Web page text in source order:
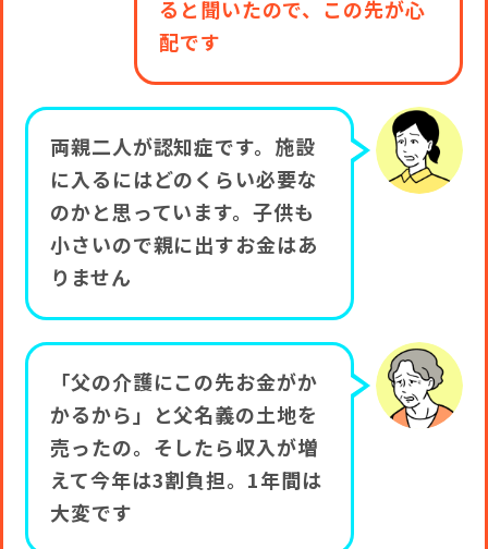
ると聞いたので、この先が心
配です
両親二人が認知症です。施設
に入るにはどのくらい必要な
のかと思っています。子供も
小さいので親に出すお金はあ
りません
「父の介護にこの先お金がか
かるから」と父名義の土地を
売ったの。そしたら収入が増
えて今年は3割負担。1年間は
大変です